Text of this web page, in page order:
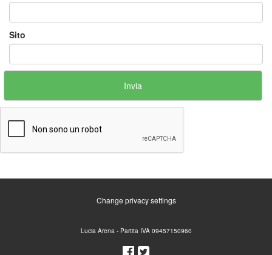
Sito
Change privacy settings
Lucia Arena - Partita IVA 09457150960